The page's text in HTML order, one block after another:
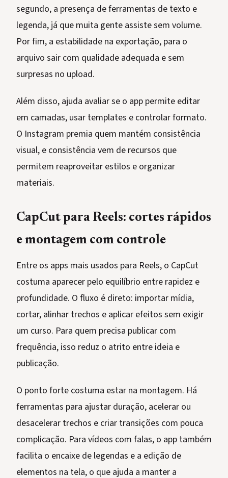
segundo, a presença de ferramentas de texto e
legenda, já que muita gente assiste sem volume.
Por fim, a estabilidade na exportação, para o
arquivo sair com qualidade adequada e sem
surpresas no upload.
Além disso, ajuda avaliar se o app permite editar
em camadas, usar templates e controlar formato.
O Instagram premia quem mantém consistência
visual, e consistência vem de recursos que
permitem reaproveitar estilos e organizar
materiais.
CapCut para Reels: cortes rápidos
e montagem com controle
Entre os apps mais usados para Reels, o CapCut
costuma aparecer pelo equilíbrio entre rapidez e
profundidade. O fluxo é direto: importar mídia,
cortar, alinhar trechos e aplicar efeitos sem exigir
um curso. Para quem precisa publicar com
frequência, isso reduz o atrito entre ideia e
publicação.
O ponto forte costuma estar na montagem. Há
ferramentas para ajustar duração, acelerar ou
desacelerar trechos e criar transições com pouca
complicação. Para vídeos com falas, o app também
facilita o encaixe de legendas e a edição de
elementos na tela, o que ajuda a manter a